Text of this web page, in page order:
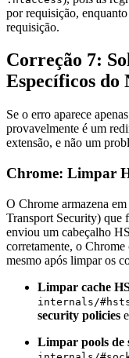
por requisição,
requisição.
Correção 7:
Específicos do
Se o erro aparece
provavelmente é um
extensão, e não um
Chrome: Limpar
O Chrome armazena
Transport Security) que
enviou um cabeçalho
corretamente, o
mesmo após limpar os
Limpar cache
internals/
security policies
Limpar pools de